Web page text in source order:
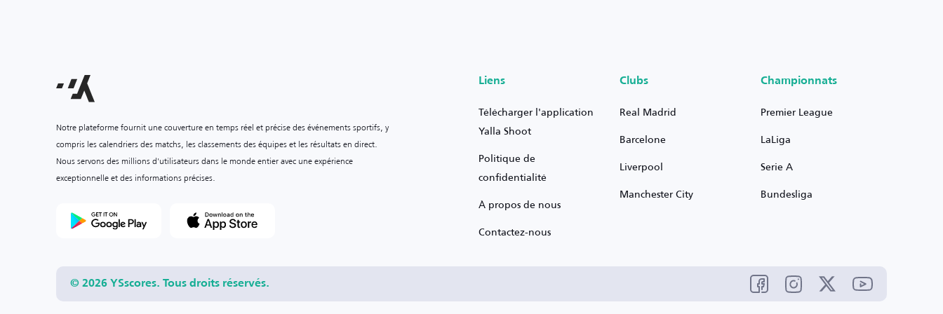
Notre plateforme fournit une couverture en temps réel et précise des événements sportifs, y
compris les calendriers des matchs, les classements des équipes et les résultats en direct.
Nous servons des millions d'utilisateurs dans le monde entier avec une expérience
exceptionnelle et des informations précises.
Liens
Télécharger l'application
Yalla Shoot
Politique de
confidentialité
À propos de nous
Contactez-nous
Clubs
Real Madrid
Barcelone
Liverpool
Manchester City
Championnats
Premier League
LaLiga
Serie A
Bundesliga
© 2026 YSscores. Tous droits réservés.